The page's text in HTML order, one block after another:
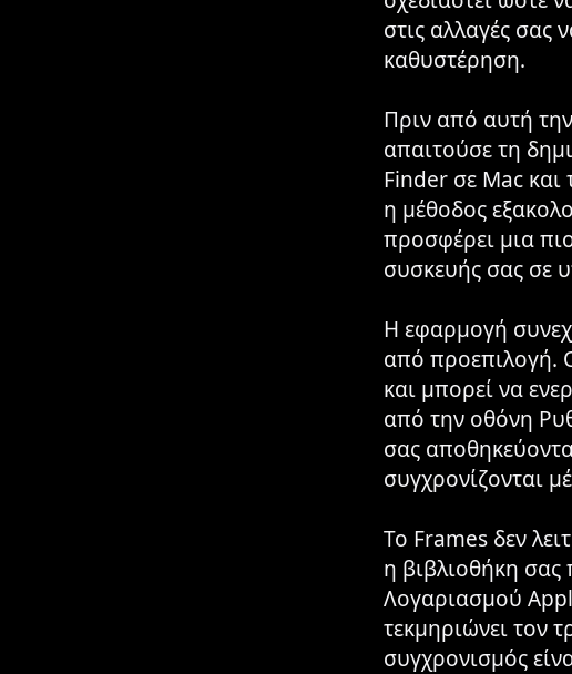
στις αλλαγές σας
καθυστέρηση.
Πριν από αυτή
απαιτούσε τη
Finder σε Mac
η μέθοδος
προσφέρει μια
συσκευής σας σε
Η εφαρμογή
από προεπιλογή.
και μπορεί να
από την οθόνη
σας
συγχρονίζονται
Το Frames δεν
η βιβλιοθήκη
Λογαριασμού
τεκμηριώνει τον
συγχρονισμός